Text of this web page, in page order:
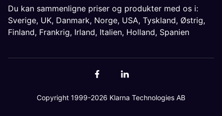
Du kan sammenligne priser og produkter med os i:
Sverige, UK, Danmark, Norge, USA, Tyskland, Østrig,
Finland, Frankrig, Irland, Italien, Holland, Spanien
Copyright 1999-2026 Klarna Technologies AB